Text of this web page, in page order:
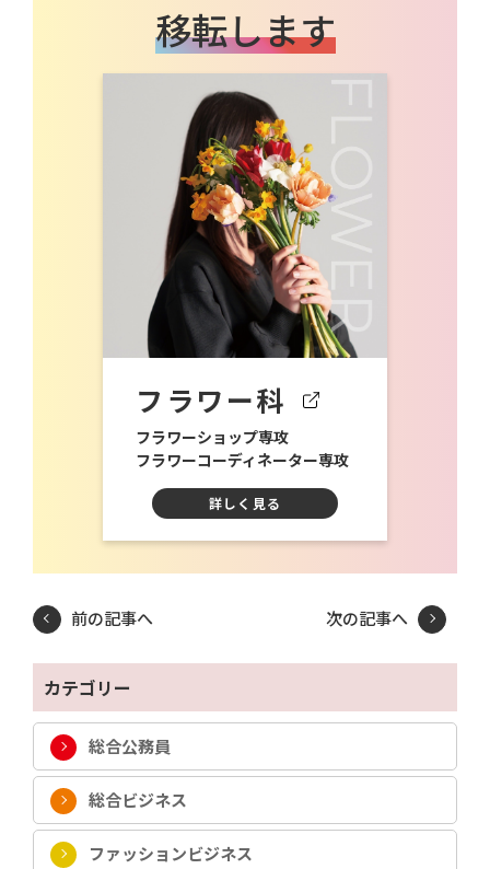
移転します
フラワー科
フラワーショップ専攻
フラワーコーディネーター専攻
詳しく見る
前の記事へ 次の記事へ
カテゴリー
総合公務員
総合ビジネス
ファッションビジネス